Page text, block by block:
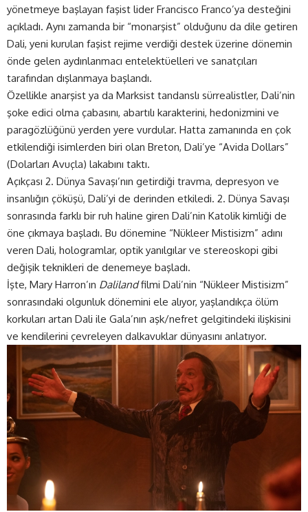
yönetmeye başlayan faşist lider Francisco Franco’ya desteğini
açıkladı. Aynı zamanda bir “monarşist” olduğunu da dile getiren
Dali, yeni kurulan faşist rejime verdiği destek üzerine dönemin
önde gelen aydınlanmacı entelektüelleri ve sanatçıları
tarafından dışlanmaya başlandı.
Özellikle anarşist ya da Marksist tandanslı sürrealistler, Dali’nin
şoke edici olma çabasını, abartılı karakterini, hedonizmini ve
paragözlüğünü yerden yere vurdular. Hatta zamanında en çok
etkilendiği isimlerden biri olan Breton, Dali’ye “Avida Dollars”
(Dolarları Avuçla) lakabını taktı.
Açıkçası 2. Dünya Savaşı’nın getirdiği travma, depresyon ve
insanlığın çöküşü, Dali’yi de derinden etkiledi. 2. Dünya Savaşı
sonrasında farklı bir ruh haline giren Dali’nin Katolik kimliği de
öne çıkmaya başladı. Bu dönemine “Nükleer Mistisizm” adını
veren Dali, hologramlar, optik yanılgılar ve stereoskopi gibi
değişik teknikleri de denemeye başladı.
İşte, Mary Harron’ın Dalilandfilmi Dali’nin “Nükleer Mistisizm”
sonrasındaki olgunluk dönemini ele alıyor, yaşlandıkça ölüm
korkuları artan Dali ile Gala’nın aşk/nefret gelgitindeki ilişkisini
ve kendilerini çevreleyen dalkavuklar dünyasını anlatıyor.